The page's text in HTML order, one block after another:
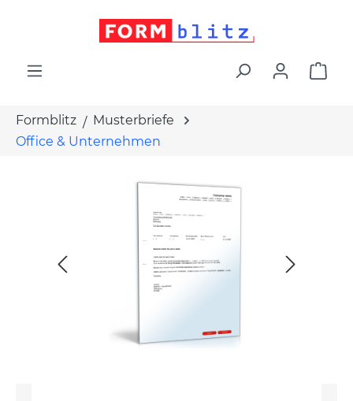
Formblitz
Musterbriefe
Office & Unternehmen